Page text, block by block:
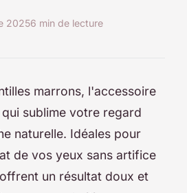
20256 min de lecture
marrons, l'accessoire
sublime votre regard
naturelle. Idéales pour
de vos yeux sans artifice
un résultat doux et